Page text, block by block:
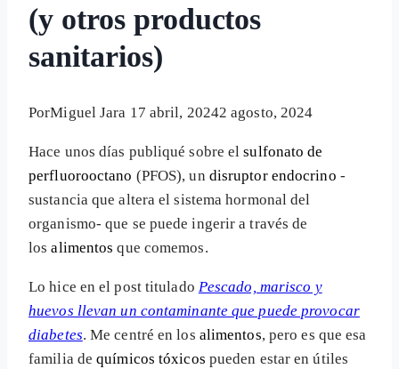
(y otros productos
sanitarios)
PorMiguel Jara 17 abril, 20242 agosto, 2024
Hace unos días publiqué sobre elsulfonato de
perfluorooctano (PFOS), un disruptor endocrino -
sustancia que altera el sistema hormonal del
organismo- que se puede ingerir a través de
losalimentosque comemos.
Lo hice en el post titulado Pescado, marisco y
huevos llevan un contaminante que puede provocar
diabetes. Me centré en los alimentos, pero es que esa
familia dequímicos tóxicos pueden estar en útiles